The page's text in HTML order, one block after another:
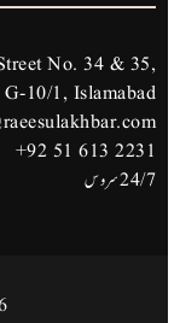
No. 34 & 35,
10/1, Islamabad.
+92 51 613 2231
24/7 سروس